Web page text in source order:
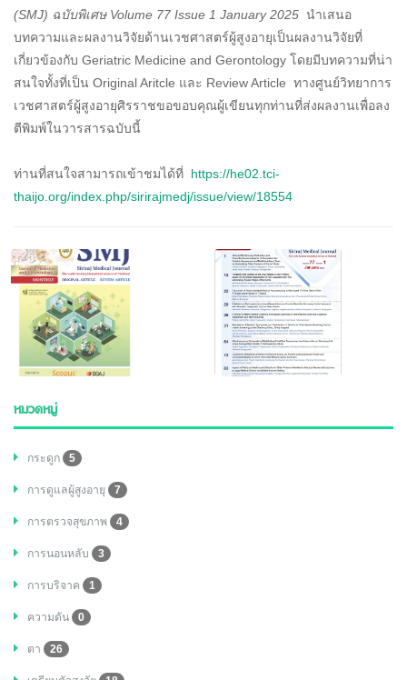
(SMJ) ฉบับพิเศษ Volume 77 Issue 1 January 2025 นำเสนอ
บทความและผลงานวิจัยด้านเวชศาสตร์ผู้สูงอายุเป็นผลงานวิจัยที่
เกี่ยวข้องกับ Geriatric Medicine and Gerontology โดยมีบทความที่น่า
สนใจทั้งที่เป็น Original Aritcle และ Review Article ทางศูนย์วิทยาการ
เวชศาสตร์ผู้สูงอายุศิรราชขอขอบคุณผู้เขียนทุกท่านที่ส่งผลงานเพื่อลง
ตีพิมพ์ในวารสารฉบับนี้
ท่านที่สนใจสามารถเข้าชมได้ที่ https://he02.tci-
thaijo.org/index.php/sirirajmedj/issue/view/18554
หมวดหมู่
กระดูก 5
การดูแลผู้สูงอายุ 7
การตรวจสุขภาพ 4
การนอนหลับ 3
การบริจาค 1
ความดัน 0
ตา 26